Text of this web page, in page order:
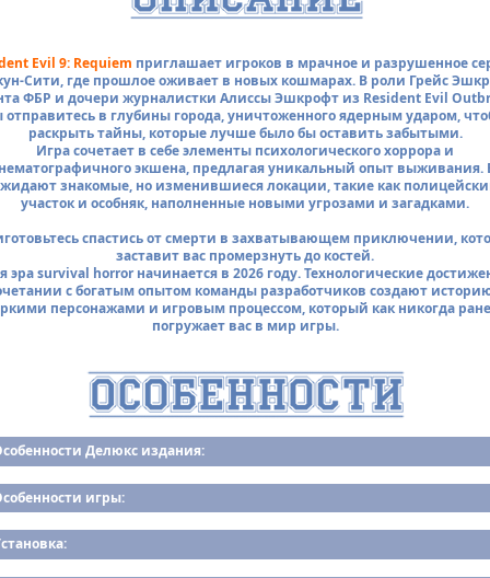
Evil 9: Requiem приглашает игроков в мрачное и разрушенное
Сити, где прошлое оживает в новых кошмарах. В роли Грейс
ФБР и дочери журналистки Алиссы Эшкрофт из Resident Evil
отправитесь в глубины города, уничтоженного ядерным ударом,
раскрыть тайны, которые лучше было бы оставить забытыми.
Игра сочетает в себе элементы психологического хоррора и
экшена, предлагая уникальный опыт выживания.
знакомые, но изменившиеся локации, такие как
участок и особняк, наполненные новыми угрозами и загадками.
спастись от смерти в захватывающем приключении,
заставит вас промерзнуть до костей.
эра survival horror начинается в 2026 году. Технологические
с богатым опытом команды разработчиков создают
персонажами и игровым процессом, который как никогда
погружает вас в мир игры.
Делюкс издания:
игры: